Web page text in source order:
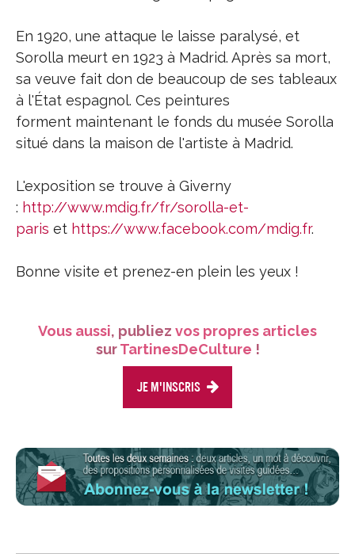
En 1920, une attaque le laisse paralysé, et
Sorolla meurt en 1923 à Madrid. Après sa mort,
sa veuve fait don de beaucoup de ses tableaux
à l'État espagnol. Ces peintures
forment maintenant le fonds du musée Sorolla
situé dans la maison de l'artiste à Madrid.
L'exposition se trouve à Giverny
: http://www.mdig.fr/fr/sorolla-et-
paris et https://www.facebook.com/mdig.fr.
Bonne visite et prenez-en plein les yeux !
Vous aussi, publiez vos propres articles
surTartinesDeCulture !
Je m'inscris